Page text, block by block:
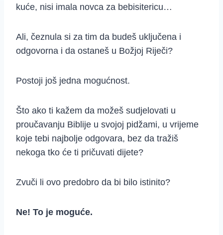
kuće, nisi imala novca za bebisitericu…
Ali, čeznula si za tim da budeš uključena i
odgovorna i da ostaneš u Božjoj Riječi?
Postoji još jedna mogućnost.
Što ako ti kažem da možeš sudjelovati u
proučavanju Biblije u svojoj pidžami, u vrijeme
koje tebi najbolje odgovara, bez da tražiš
nekoga tko će ti pričuvati dijete?
Zvuči li ovo predobro da bi bilo istinito?
Ne! To je moguće.